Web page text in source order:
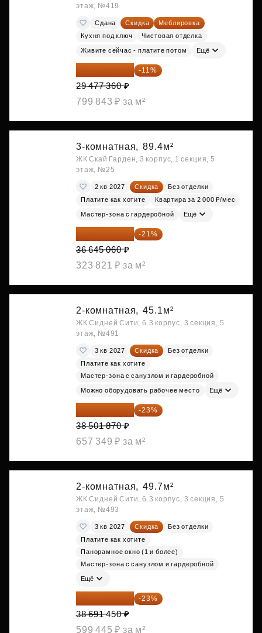
этаж, №419
Сдана Скидка
Меблировка
Кухня под ключ
Чистовая отделка
Живите сейчас - платите потом Ещё
26 234 850 ₽ -11%
29 477 360 ₽
799 843 ₽ за м²
3-комнатная, 89.4м²
ЖК Скай Гарден, 3 корпус, 1 секция, 5
этаж, №25
2 кв 2027 Скидка
Без отделки
Платите как хотите
Квартира за 2 000 ₽/мес
Мастер-зона с гардеробной Ещё
28 949 597 ₽ -21%
36 645 060 ₽
323 821 ₽ за м²
2-комнатная, 45.1м²
ЖК Сидней Сити, 6.3 корпус, 3 секция, 5
этаж, №491
3 кв 2027 Скидка
Без отделки
Платите как хотите
Мастер-зона с санузлом и гардеробной
Можно оборудовать рабочее место Ещё
29 646 440 ₽ -23%
38 501 870 ₽
657 349 ₽ за м²
2-комнатная, 49.7м²
ЖК Сидней Сити, 6.3 корпус, 3 секция, 5
этаж, №493
3 кв 2027 Скидка
Без отделки
Платите как хотите
Панорамное окно (1 и более)
Мастер-зона с санузлом и гардеробной
Ещё
29 792 417 ₽ -23%
38 691 450 ₽
599 445 ₽ за м²